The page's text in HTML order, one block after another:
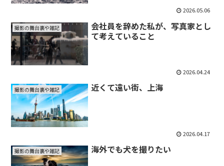
2026.05.06
撮影の舞台裏や雑記
会社員を辞めた私が、写真家とし
て考えていること
2026.04.24
撮影の舞台裏や雑記 近くて遠い街、上海
2026.04.17
撮影の舞台裏や雑記 海外でも犬を撮りたい